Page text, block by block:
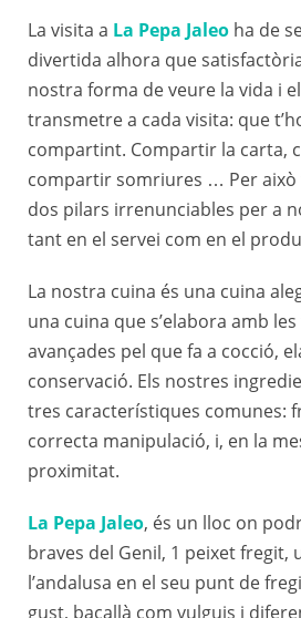
La visita a La Pepa Jaleo ha de
divertida alhora que
nostra forma de veure la vida i
transmetre a cada visita: que
compartint. Compartir la carta,
compartir somriures … Per
dos pilars irrenunciables per a
tant en el servei com en el
La nostra cuina és una cuina
una cuina que s’elabora amb
avançades pel que fa a cocció,
conservació. Els nostres
tres característiques comunes:
correcta manipulació, i, en la
proximitat.
La Pepa Jaleo, és un lloc on
braves del Genil, 1 peixet fregit,
l’andalusa en el seu punt de
gust, bacallà com vulguis i